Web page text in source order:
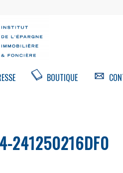
BOUTIQUE
241250216DF0